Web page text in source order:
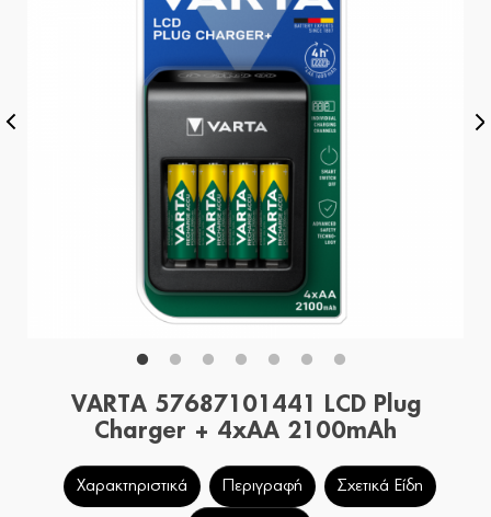
VARTA 57687101441 LCD Plug
Charger + 4xAA 2100mAh
Χαρακτηριστικά Περιγραφή Σχετικά Είδη